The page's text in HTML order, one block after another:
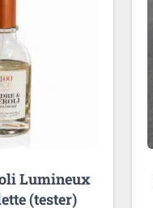
Lumineux
(tester)